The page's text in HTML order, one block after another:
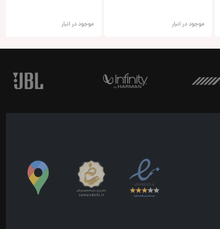
موجود در انبار موجود در انبار